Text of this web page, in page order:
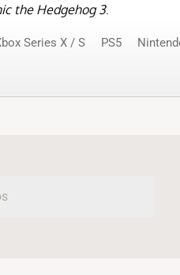
the Hedgehog 3.
Series X / S PS5